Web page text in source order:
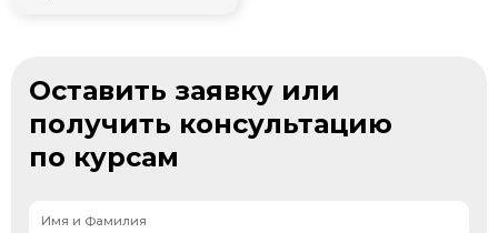
Оставить заявку или
получить консультацию
по курсам